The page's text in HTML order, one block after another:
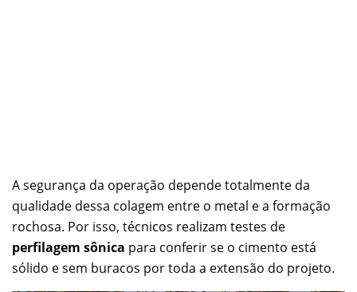
A segurança da operação depende totalmente da
qualidade dessa colagem entre o metal e a formação
rochosa. Por isso, técnicos realizam testes de
perfilagem sônica para conferir se o cimento está
sólido e sem buracos por toda a extensão do projeto.